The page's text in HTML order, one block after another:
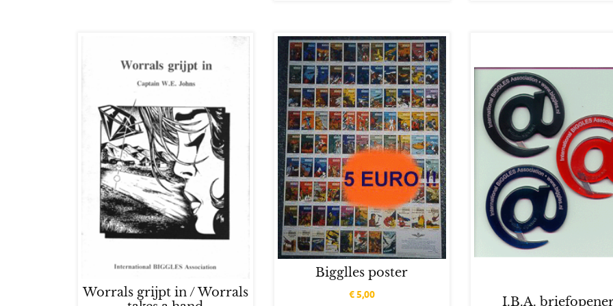
Worrals grijpt in / Worrals
Bigglles poster
€5,00
I.B.A.